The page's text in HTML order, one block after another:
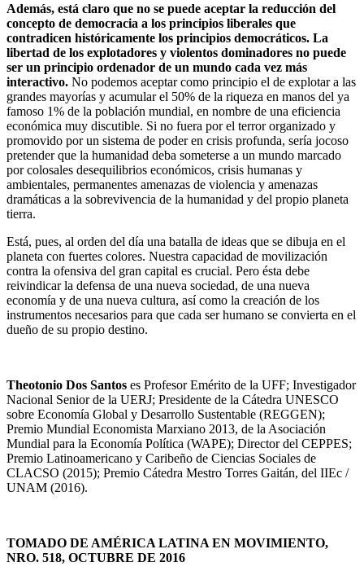
Además, está claro que no se puede aceptar la reducción del
concepto de democracia a los principios liberales que
contradicen históricamente los principios democráticos. La
libertad de los explotadores y violentos dominadores no puede
ser un principio ordenador de un mundo cada vez más
interactivo. No podemos aceptar como principio el de explotar a las
grandes mayorías y acumular el 50% de la riqueza en manos del ya
famoso 1% de la población mundial, en nombre de una eficiencia
económica muy discutible. Si no fuera por el terror organizado y
promovido por un sistema de poder en crisis profunda, sería jocoso
pretender que la humanidad deba someterse a un mundo marcado
por colosales desequilibrios económicos, crisis humanas y
ambientales, permanentes amenazas de violencia y amenazas
dramáticas a la sobrevivencia de la humanidad y del propio planeta
tierra.
Está, pues, al orden del día una batalla de ideas que se dibuja en el
planeta con fuertes colores. Nuestra capacidad de movilización
contra la ofensiva del gran capital es crucial. Pero ésta debe
reivindicar la defensa de una nueva sociedad, de una nueva
economía y de una nueva cultura, así como la creación de los
instrumentos necesarios para que cada ser humano se convierta en el
dueño de su propio destino.
Theotonio Dos Santos es Profesor Emérito de la UFF; Investigador
Nacional Senior de la UERJ; Presidente de la Cátedra UNESCO
sobre Economía Global y Desarrollo Sustentable (REGGEN);
Premio Mundial Economista Marxiano 2013, de la Asociación
Mundial para la Economía Política (WAPE); Director del CEPPES;
Premio Latinoamericano y Caribeño de Ciencias Sociales de
CLACSO (2015); Premio Cátedra Mestro Torres Gaitán, del IIEc /
UNAM (2016).
TOMADO DE AMÉRICA LATINA EN MOVIMIENTO,
NRO. 518, OCTUBRE DE 2016